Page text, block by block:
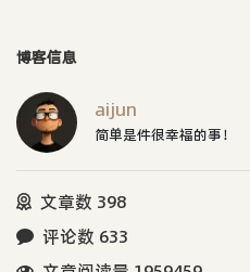
博客信息
aijun
简单是件很幸福的事！
文章数 398
评论数 633